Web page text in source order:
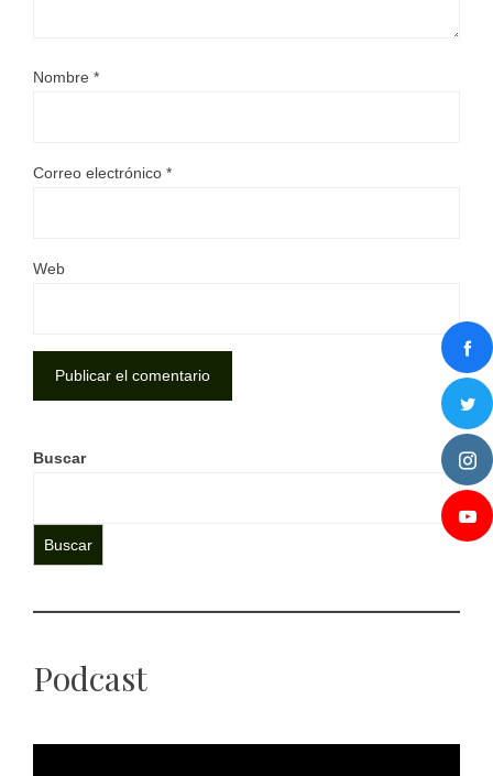
Nombre *
Correo electrónico *
Web
Buscar
Buscar
Podcast